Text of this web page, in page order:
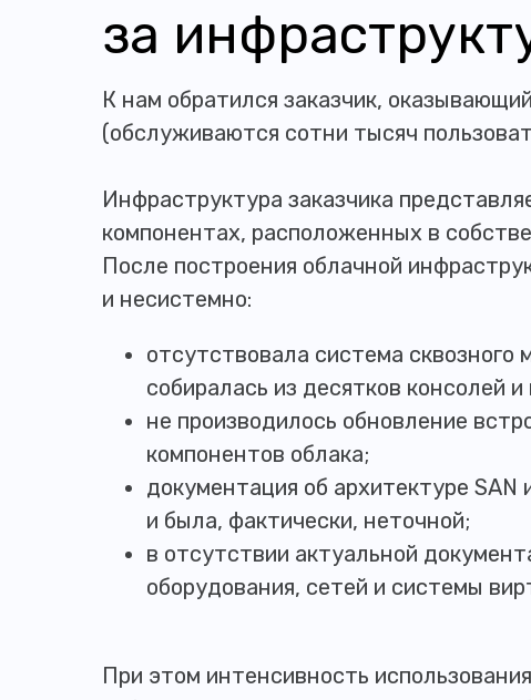
за
К нам обратился заказчик,
(обслуживаются сотни тысяч
Инфраструктура заказчика
компонентах, расположенных в
После построения облачной
и несистемно:
отсутствовала система
собиралась из десятков консолей
не производилось обновление
компонентов облака;
документация об архитектуре
и была, фактически, неточной;
в отсутствии актуальной
оборудования, сетей и системы
При этом интенсивность